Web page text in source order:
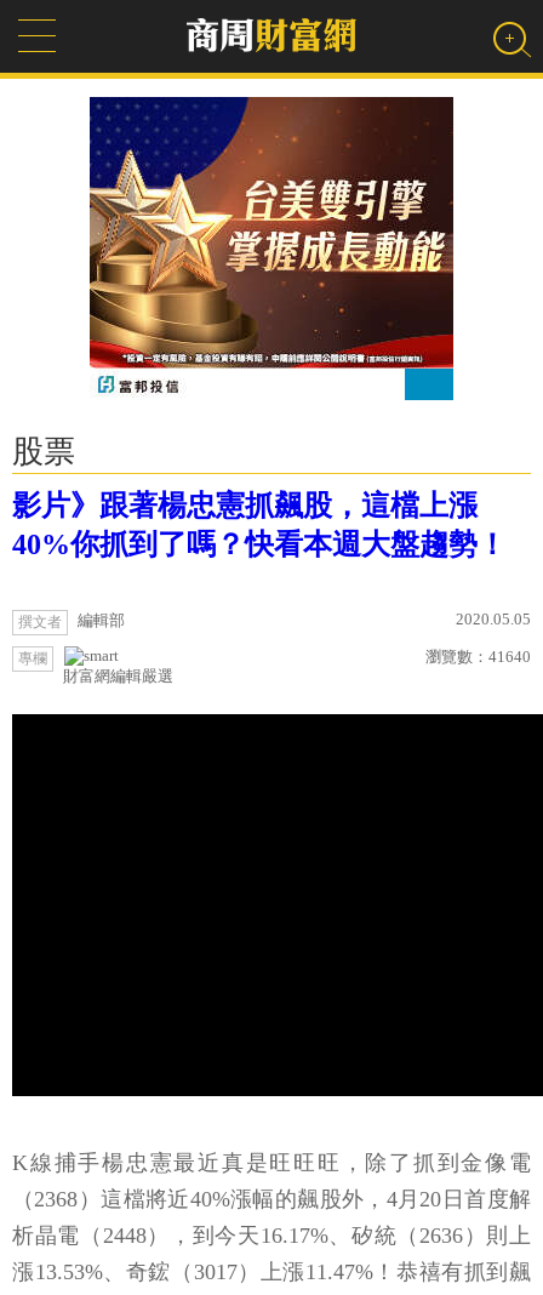
股票
影片》跟著楊忠憲抓飆股，這檔上漲
40%你抓到了嗎？快看本週大盤趨勢！
撰文者 編輯部 2020.05.05
專欄
財富網編輯嚴選
瀏覽數： 41640
K線捕手楊忠憲最近真是旺旺旺，除了抓到金像電
（2368）這檔將近40%漲幅的飆股外，4月20日首度解
析晶電（2448），到今天16.17%、矽統（2636）則上
漲13.53%、奇鋐（3017）上漲11.47%！恭禧有抓到飆